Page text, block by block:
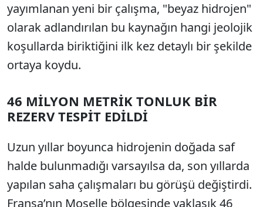
yayımlanan yeni bir çalışma, "beyaz hidrojen"
olarak adlandırılan bu kaynağın hangi jeolojik
koşullarda biriktiğini ilk kez detaylı bir şekilde
ortaya koydu.
46 MİLYON METRİK TONLUK BİR
REZERV TESPİT EDİLDİ
Uzun yıllar boyunca hidrojenin doğada saf
halde bulunmadığı varsayılsa da, son yıllarda
yapılan saha çalışmaları bu görüşü değiştirdi.
Fransa’nın Moselle bölgesinde yaklaşık 46